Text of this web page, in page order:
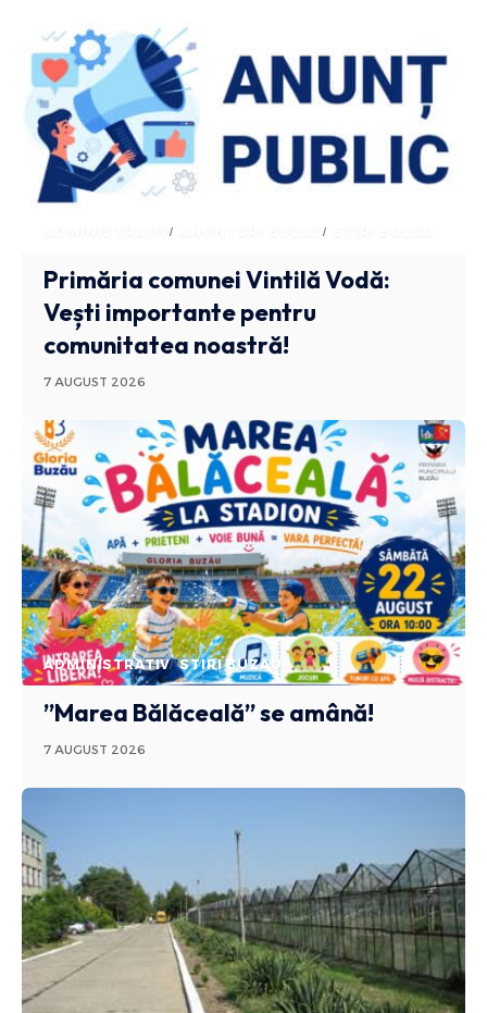
ADMINISTRATIV ANUNTURI BUZAU
Primăria comunei Vintilă Vodă:
Vești importante pentru
comunitatea noastră!
7 AUGUST 2026
ADMINISTRATIV STIRI BUZAU
”Marea Bălăceală” se amână!
7 AUGUST 2026